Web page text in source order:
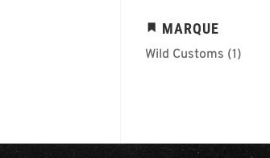
MARQUE
Wild Customs (1)